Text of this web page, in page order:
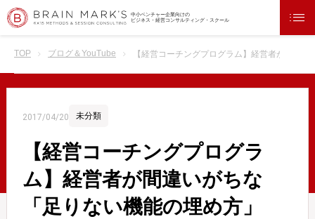
中小ベンチャー企業向けの
ビジネス・経営コンサルティング・スクール
TOP ブログ＆YouTube 【経営コーチングプログラム】経営者が間違
2017/04/20 未分類
【経営コーチングプログラ
ム】経営者が間違いがちな
「足りない機能の埋め方」